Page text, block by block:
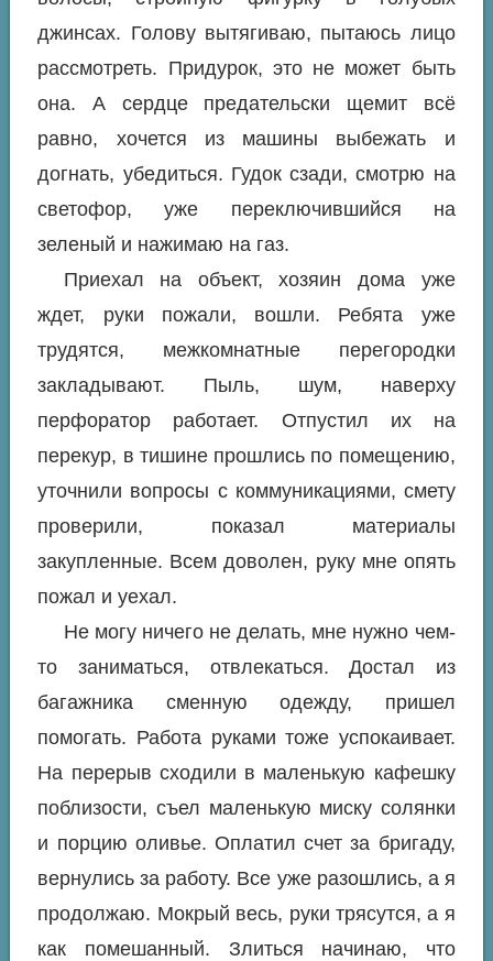
джинсах. Голову вытягиваю, пытаюсь лицо
рассмотреть. Придурок, это не может быть
она. А сердце предательски щемит всё
равно, хочется из машины выбежать и
догнать, убедиться. Гудок сзади, смотрю на
светофор, уже переключившийся на
зеленый и нажимаю на газ.
Приехал на объект, хозяин дома уже
ждет, руки пожали, вошли. Ребята уже
трудятся, межкомнатные перегородки
закладывают. Пыль, шум, наверху
перфоратор работает. Отпустил их на
перекур, в тишине прошлись по помещению,
уточнили вопросы с коммуникациями, смету
проверили, показал материалы
закупленные. Всем доволен, руку мне опять
пожал и уехал.
Не могу ничего не делать, мне нужно чем-
то заниматься, отвлекаться. Достал из
багажника сменную одежду, пришел
помогать. Работа руками тоже успокаивает.
На перерыв сходили в маленькую кафешку
поблизости, съел маленькую миску солянки
и порцию оливье. Оплатил счет за бригаду,
вернулись за работу. Все уже разошлись, а я
продолжаю. Мокрый весь, руки трясутся, а я
как помешанный. Злиться начинаю, что